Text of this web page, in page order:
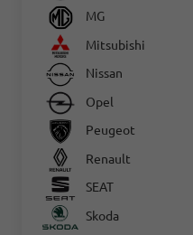
MG
Mitsubishi
Nissan
Opel
Peugeot
Renault
SEAT
Skoda